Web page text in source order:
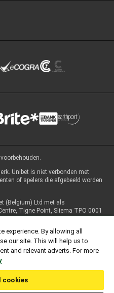
Unibet is niet verbonden met
of spelers die afgebeeld worden
(Belgium) Ltd met als
Tigne Point, Sliema TPO 0001
SRL, met maatschappelijke
dat valt onder de bevoegdheid
heeft Unibet (Belgium) Ltd een F1-
verleend voor het aanbieden van
Klasse IV en een aanvullende
instrumenten op de Website.
experience. By allowing all
our site. This will help us to
and relevant adverts. For more
cookies